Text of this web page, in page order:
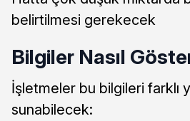
belirtilmesi gerekecek
Bilgiler Nasıl
İşletmeler bu bilgileri farklı
sunabilecek: